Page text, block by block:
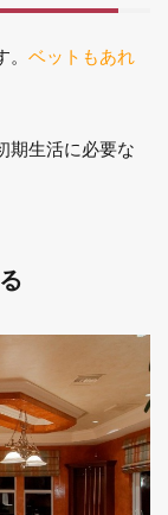
ベットもあれ
期生活に必要な